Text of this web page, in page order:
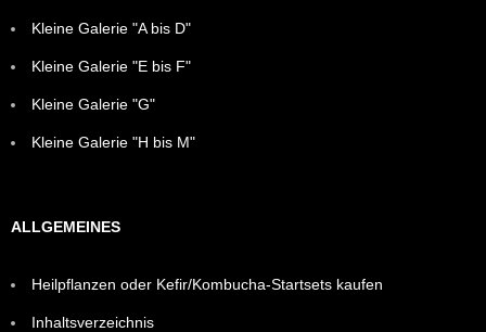
Kleine Galerie "A bis D"
Kleine Galerie "E bis F"
Kleine Galerie "G"
Kleine Galerie "H bis M"
ALLGEMEINES
Heilpflanzen oder Kefir/Kombucha-Startsets kaufen
Inhaltsverzeichnis